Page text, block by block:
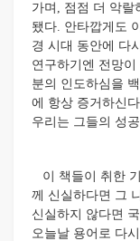
가며, 점점 더 악랄
됐다. 안타깝게도
경 시대 동안에 다
연구하기엔 전망
분의 인도하심을
에 항상 증거하신
우리는 그들의 성
이 책들이 취한
께 신실하다면 그
신실하지 않다면
오늘날 용어로 다